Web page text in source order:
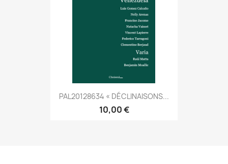
PAL20128634 « DÉCLINAISONS...
10,00 €